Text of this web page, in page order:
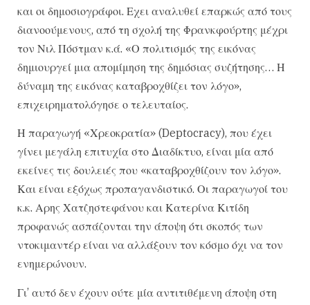
και οι δημοσιογράφοι. Εχει αναλυθεί επαρκώς από τους
διανοούμενους, από τη σχολή της Φρανκφούρτης μέχρι
τον Νιλ Πόστμαν κ.ά. «Ο πολιτισμός της εικόνας
δημιουργεί μια απομίμηση της δημόσιας συζήτησης… Η
δύναμη της εικόνας καταβροχθίζει τον λόγο»,
επιχειρηματολόγησε ο τελευταίος.
Η παραγωγή «Χρεοκρατία» (Deptocracy), που έχει
γίνει μεγάλη επιτυχία στο Διαδίκτυο, είναι μία από
εκείνες τις δουλειές που «καταβροχθίζουν τον λόγο».
Και είναι εξόχως προπαγανδιστικό. Οι παραγωγοί του
κ.κ. Αρης Χατζηστεφάνου και Κατερίνα Κιτίδη
προφανώς ασπάζονται την άποψη ότι σκοπός των
ντοκιμαντέρ είναι να αλλάξουν τον κόσμο όχι να τον
ενημερώνουν.
Γι’ αυτό δεν έχουν ούτε μία αντιτιθέμενη άποψη στη